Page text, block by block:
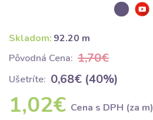
Skladom: 92.20 m
Pôvodná Cena: 1,70€
Ušetríte: 0,68€ (40%)
1,02€ Cena s DPH (za m)